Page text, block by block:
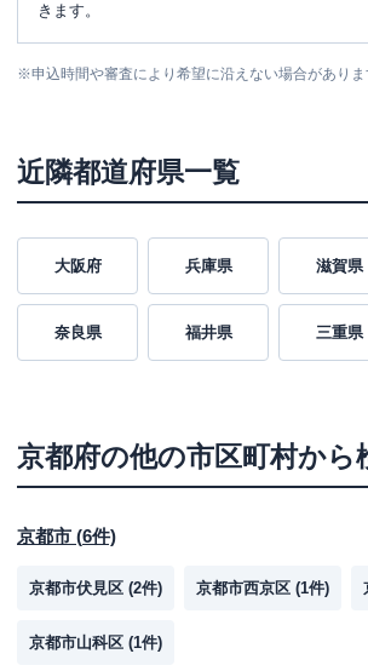
きます。
※申込時間や審査により希望に沿えない場合がありま
近隣都道府県一覧
大阪府 兵庫県 滋賀県
奈良県 福井県 三重県
京都府の他の市区町村から
京都市 (6件)
京都市伏見区 (2件) 京都市西京区 (1件)
京都市山科区 (1件)